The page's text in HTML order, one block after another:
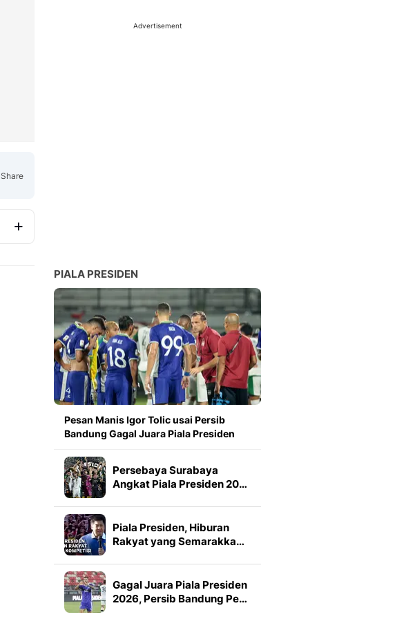
Share
Advertisement
PIALA PRESIDEN
Pesan Manis Igor Tolic usai Persib
Bandung Gagal Juara Piala Presiden
Persebaya Surabaya
Angkat Piala Presiden 20…
Piala Presiden, Hiburan
Rakyat yang Semarakka…
Gagal Juara Piala Presiden
2026, Persib Bandung Pe…